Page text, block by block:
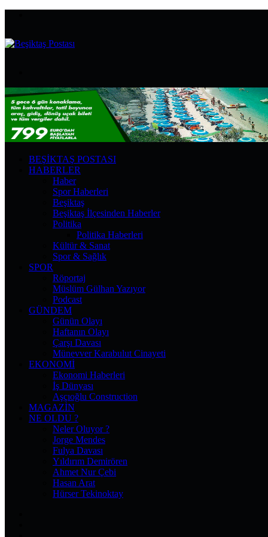
...
BEŞIKTAŞ POSTASI
HABERLER
Haber
Spor Haberleri
Beşiktaş
Beşiktaş İlçesinden Haberler
Politika
Politika Haberleri
Kültür & Sanat
Spor & Sağlık
SPOR
Röportaj
Müslüm Gülhan Yazıyor
Podcast
GÜNDEM
Günün Olayı
Haftanın Olayı
Çarşı Davası
Münevver Karabulut Cinayeti
EKONOMI
Ekonomi Haberleri
İş Dünyası
Aşçıoğlu Construction
MAGAZIN
NE OLDU ?
Neler Oluyor ?
Jorge Mendes
Fulya Davası
Yıldırım Demirören
Ahmet Nur Çebi
Hasan Arat
Hürser Tekinoktay